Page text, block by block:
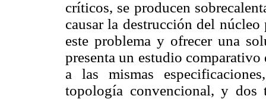
críticos, se producen
causar la destrucción del
este problema y ofrecer una
presenta un estudio comparativo
a las mismas
topología convencional, y dos